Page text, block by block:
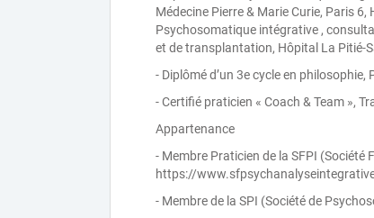
Médecine Pierre & Marie Curie, Paris
Psychosomatique intégrative ,
et de transplantation, Hôpital La Pitié-
- Diplômé d’un 3e cycle en philosophie,
- Certifié praticien « Coach & Team »,
Appartenance
- Membre Praticien de la SFPI
https://
- Membre de la SPI (Société de